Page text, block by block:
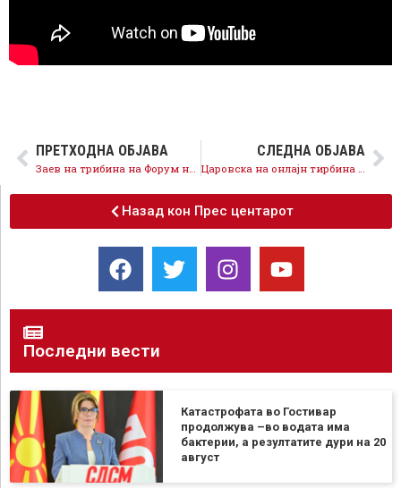
ПРЕТХОДНА ОБЈАВА
Заев на трибина на Форум на жени на СДСМ: Наша заложба е општество еднакво и праведно за сите и елиминирање на родово-базираното насилство
СЛЕДНА ОБЈАВА
Царовска на онлајн тирбина на Форум на жени на СДСМ: Во имплементацијата на Истанбулската конвенција сме пред повеќе европски држави
Назад кон Прес центарот
Последни вести
Катастрофата во Гостивар
продолжува –во водата има
бактерии, а резултатите дури на 20
август